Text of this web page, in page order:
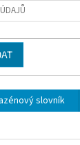
slovník